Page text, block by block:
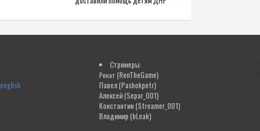
english
Стримеры:
Ренат (RenTheGame)
Павел(Pashokpetr)
Алексей(Separ_001)
Константин (Streamer_001)
Владимир (bLeak)